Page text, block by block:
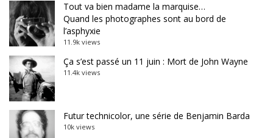
Tout va bien madame la marquise…
Quand les photographes sont au bord de
l’asphyxie
11.9k views
Ça s’est passé un 11 juin : Mort de John Wayne
11.4k views
Futur technicolor, une série de Benjamin Barda
10k views